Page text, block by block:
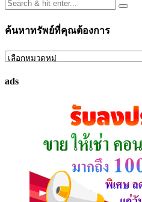
ค้นหาทรัพย์ที่คุณต้องการ
ค้นหา
ที่
ads